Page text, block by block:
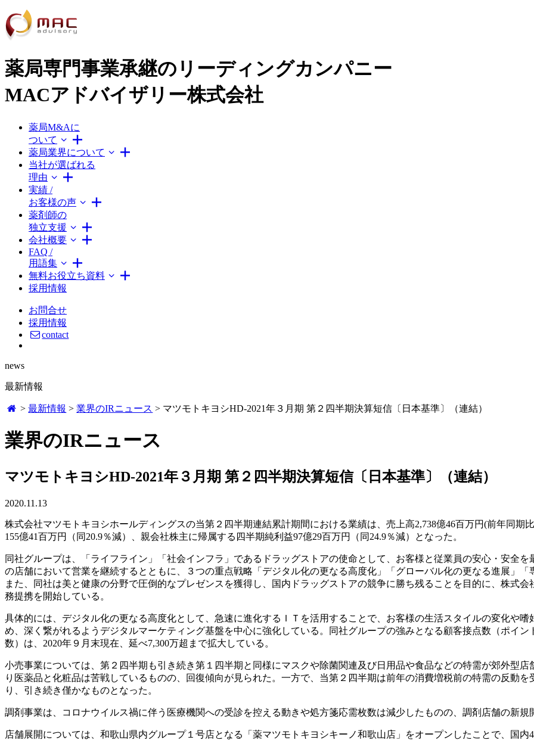
薬局専門事業承継のリーディングカンパニー
MACアドバイザリー株式会社
薬局M&Aに
ついて
薬局業界について
当社が選ばれる
理由
実績 /
お客様の声
薬剤師の
独立支援
会社概要
FAQ /
用語集
無料お役立ち資料
採用情報
お問合せ
採用情報
contact
news
最新情報
>最新情報 >業界のIRニュース > マツモトキヨシHD-2021年３月期 第２四半期決算短信〔日本基準〕（連結）
業界のIRニュース
マツモトキヨシHD-2021年３月期 第２四半期決算短信〔日本基準〕（連結）
2020.11.13
株式会社マツモトキヨシホールディングスの当第２四半期連結累計期間における業績は、売上高2,738億46百万円(前年同期
155億41百万円（同20.9％減）、親会社株主に帰属する四半期純利益97億29百万円（同24.9％減）となった。
同社グループは、「ライフライン」「社会インフラ」であるドラッグストアの使命として、お客様と従業員の安心・安全
の店舗において営業を継続するとともに、３つの重点戦略「デジタル化の更なる高度化」「グローバル化の更なる進展」
また、同社は美と健康の分野で圧倒的なプレゼンスを獲得し、国内ドラッグストアの競争に勝ち残ることを目的に、株式
務提携を開始している。
具体的には、デジタル化の更なる高度化として、急速に進化するＩＴを活用することで、お客様の生活スタイルの変化や
め、深く繋がれるようデジタルマーケティング基盤を中心に強化している。同社グループの強みとなる顧客接点数（ポイ
数）は、2020年９月末現在、延べ7,300万超まで拡大している。
小売事業については、第２四半期も引き続き第１四半期と同様にマスクや除菌関連及び日用品や食品などの特需が郊外型
り医薬品と化粧品は苦戦しているものの、回復傾向が見られた。一方で、当第２四半期は前年の消費増税前の特需の反動
り、引き続き僅かなものとなった。
調剤事業は、コロナウイルス禍に伴う医療機関への受診を控える動きや処方箋応需枚数は減少したものの、調剤店舗の新
店舗展開については、和歌山県内グループ１号店となる「薬マツモトキヨシキーノ和歌山店」をオープンしたことで、国